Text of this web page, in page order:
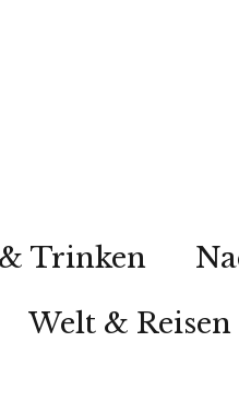
Trinken
Welt & Reisen